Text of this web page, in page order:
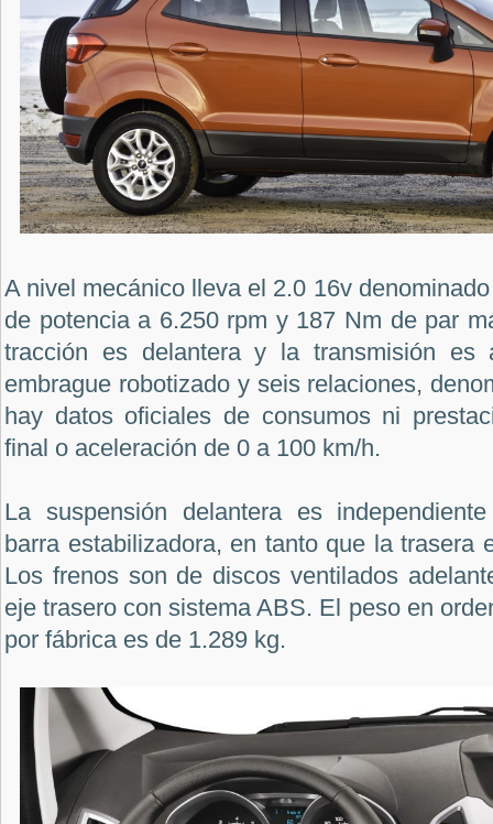
A nivel mecánico lleva el 2.0 16v
de potencia a 6.250 rpm y 187 Nm de par
tracción es delantera y la transmisión es
embrague robotizado y seis relaciones,
hay datos oficiales de consumos ni
final o aceleración de 0 a 100 km/h.
La suspensión delantera es
barra estabilizadora, en tanto que la trasera
Los frenos son de discos ventilados
eje trasero con sistema ABS. El peso en
por fábrica es de 1.289 kg.